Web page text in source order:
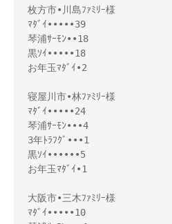
枚方市•川島ﾌｧﾐﾘｰ様
ﾏﾀﾞｲ•••••39
琴浦ｻｰﾓﾝ••18
黒ｿｲ•••••18
お年玉ﾏﾀﾞｲ•2
寝屋川市•林ﾌｧﾐﾘｰ様
ﾏﾀﾞｲ•••••24
琴浦ｻｰﾓﾝ•••4
3年ﾄﾗﾌｸﾞ•••1
黒ｿｲ••••••5
お年玉ﾏﾀﾞｲ•1
大阪市•三木ﾌｧﾐﾘｰ様
ﾏﾀﾞｲ•••••10